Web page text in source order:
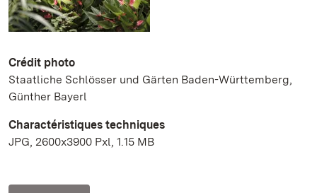
Crédit photo
Staatliche Schlösser und Gärten Baden-Württemberg,
Günther Bayerl
Charactéristiques techniques
JPG, 2600x3900 Pxl, 1.15 MB